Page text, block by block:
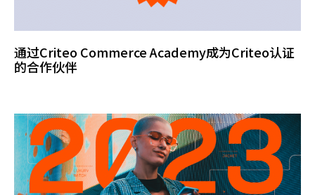
通过Criteo Commerce Academy成为Criteo认证
的合作伙伴